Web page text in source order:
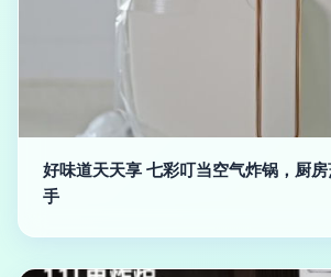
好味道天天享 七彩叮当空气炸锅，厨
手